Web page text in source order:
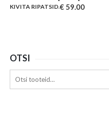
KIVITA RIPATSID.€ 59.00
OTSI